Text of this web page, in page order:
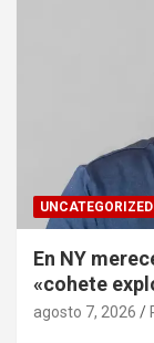
UNCATEGORIZED
En NY
«cohete
agosto 7, 2026